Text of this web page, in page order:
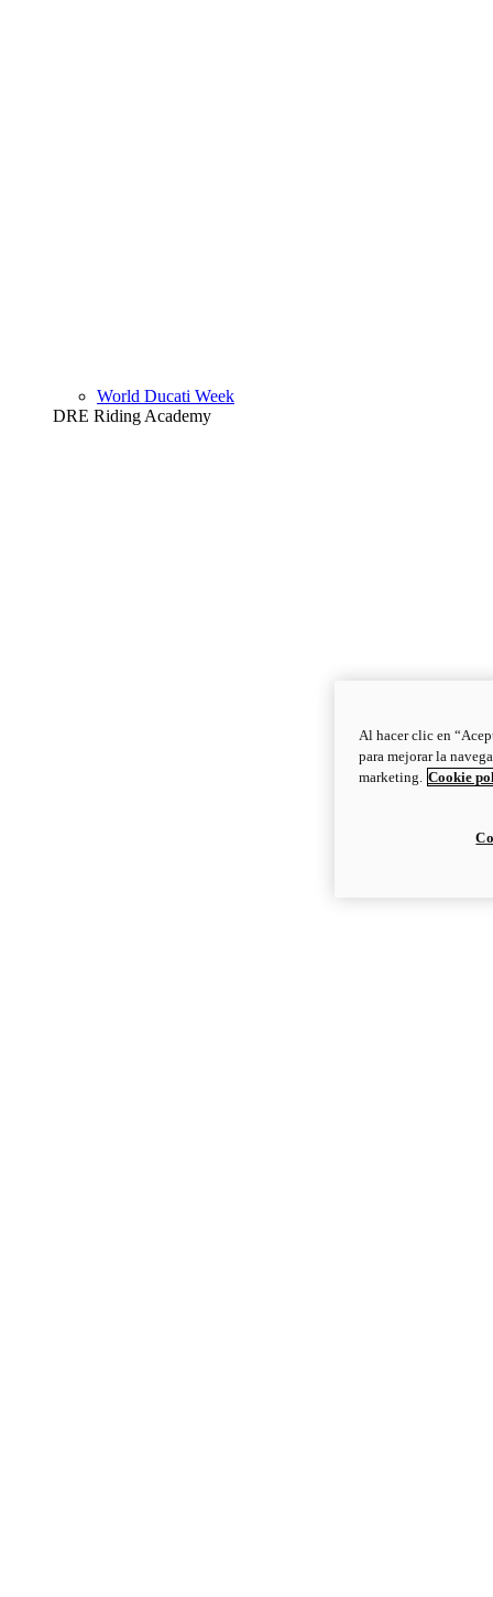
World Ducati Week
DRE Riding Academy
Al hacer clic en
para mejorar la
marketing. Cookie